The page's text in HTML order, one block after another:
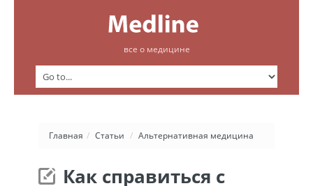
все о медицине
Главная / Статьи / Альтернативная медицина
Как справиться с